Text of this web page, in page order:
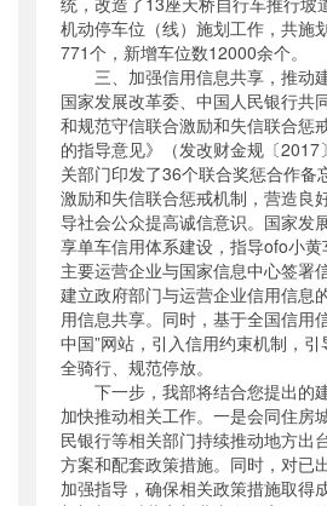
机动停车位（线）施划工作，共施
771个，新增车位数12000余个。
三、加强信用信息共享，推动建
国家发展改革委、中国人民银行共
和规范守信联合激励和失信联合惩
的指导意见》（发改财金规〔
关部门印发了36个联合奖惩合作备
激励和失信联合惩戒机制，营造良
导社会公众提高诚信意识。国家发
享单车信用体系建设，指导ofo小
主要运营企业与国家信息中心签署
建立政府部门与运营企业信用信息
用信息共享。同时，基于全国信用
中国”网站，引入信用约束机制，
全骑行、规范停放。
下一步，我部将结合您提出的
加快推动相关工作。一是会同住房
民银行等相关部门持续推动地方出
方案和配套政策措施。同时，对已
加强指导，确保相关政策措施取得